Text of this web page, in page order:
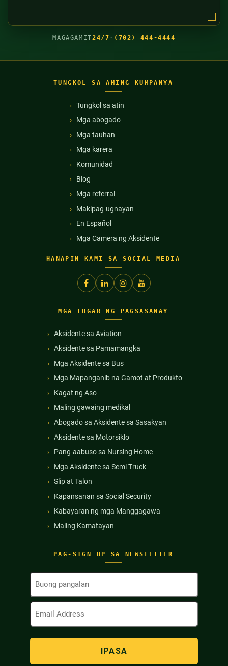
MAGAGAMIT24/7 · (702) 444-4444
TUNGKOL SA AMING KUMPANYA
Tungkol sa atin
Mga abogado
Mga tauhan
Mga karera
Komunidad
Blog
Mga referral
Makipag-ugnayan
En Español
Mga Camera ng Aksidente
HANAPIN KAMI SA SOCIAL MEDIA
PAG-SIGN UP SA NEWSLETTER
Buong
(Kinakailangan)
Email
(Kinakailangan)
MGA LUGAR NG PAGSASANAY
Aksidente sa Aviation
Aksidente sa Pamamangka
Mga Aksidente sa Bus
Mga Mapanganib na Gamot at Produkto
Kagat ng Aso
Maling gawaing medikal
Abogado sa Aksidente sa Sasakyan
Aksidente sa Motorsiklo
Pang-aabuso sa Nursing Home
Mga Aksidente sa Semi Truck
Slip at Talon
Kapansanan sa Social Security
Kabayaran ng mga Manggagawa
Maling Kamatayan